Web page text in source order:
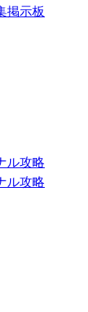
掲示板
ル攻略
ル攻略